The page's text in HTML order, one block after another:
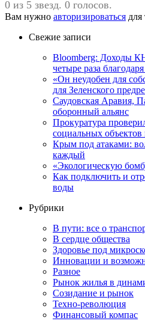
0 из 5 звезд. 0 голосов.
Вам нужно авторизироваться для
Свежие записи
Bloomberg: Доходы
четыре раза
«Он неудобен для
для Зеленского
Саудовская Аравия,
оборонный альянс
Прокуратура
социальных объектов
Крым под атаками:
каждый
«Экологическую
Как подключить и
воды
Рубрики
В пути: все о
В сердце общества
Здоровье под
Инновации и
Разное
Рынок жилья в
Созидание и рынок
Техно-революция
Финансовый компас